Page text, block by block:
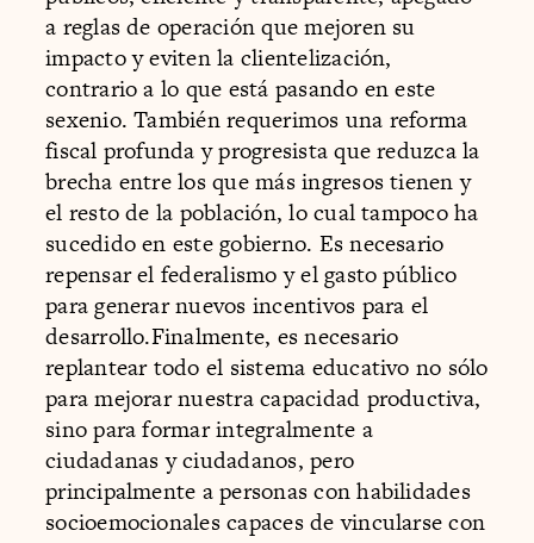
a reglas de operación que mejoren su
impacto y eviten la clientelización,
contrario a lo que está pasando en este
sexenio. También requerimos una reforma
fiscal profunda y progresista que reduzca la
brecha entre los que más ingresos tienen y
el resto de la población, lo cual tampoco ha
sucedido en este gobierno. Es necesario
repensar el federalismo y el gasto público
para generar nuevos incentivos para el
desarrollo.Finalmente, es necesario
replantear todo el sistema educativo no sólo
para mejorar nuestra capacidad productiva,
sino para formar integralmente a
ciudadanas y ciudadanos, pero
principalmente a personas con habilidades
socioemocionales capaces de vincularse con